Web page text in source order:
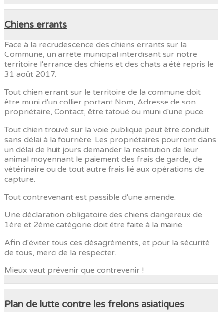
Chiens errants
Face à la recrudescence des chiens errants sur la
Commune, un arrêté municipal interdisant sur notre
territoire l'errance des chiens et des chats a été repris le
31 août 2017.
Tout chien errant sur le territoire de la commune doit
être muni d'un collier portant Nom, Adresse de son
propriétaire, Contact, être tatoué ou muni d'une puce.
Tout chien trouvé sur la voie publique peut être conduit
sans délai à la fourrière. Les propriétaires pourront dans
un délai de huit jours demander la restitution de leur
animal moyennant le paiement des frais de garde, de
vétérinaire ou de tout autre frais lié aux opérations de
capture.
Tout contrevenant est passible d'une amende.
Une déclaration obligatoire des chiens dangereux de
1ère et 2ème catégorie doit être faite à la mairie.
Afin d'éviter tous ces désagréments, et pour la sécurité
de tous, merci de la respecter.
Mieux vaut prévenir que contrevenir !
Plan de lutte contre les frelons asiatiques